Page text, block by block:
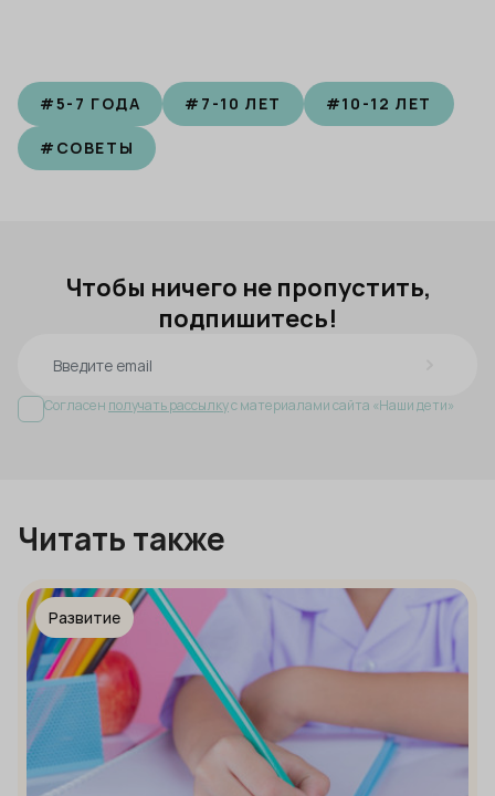
#5-7 ГОДА # 7-10 ЛЕТ #10-12 ЛЕТ
# СОВЕТЫ
Чтобы ничего не пропустить,
подпишитесь!
Согласен получать рассылкус материалами сайта «Наши дети»
Читать также
Развитие